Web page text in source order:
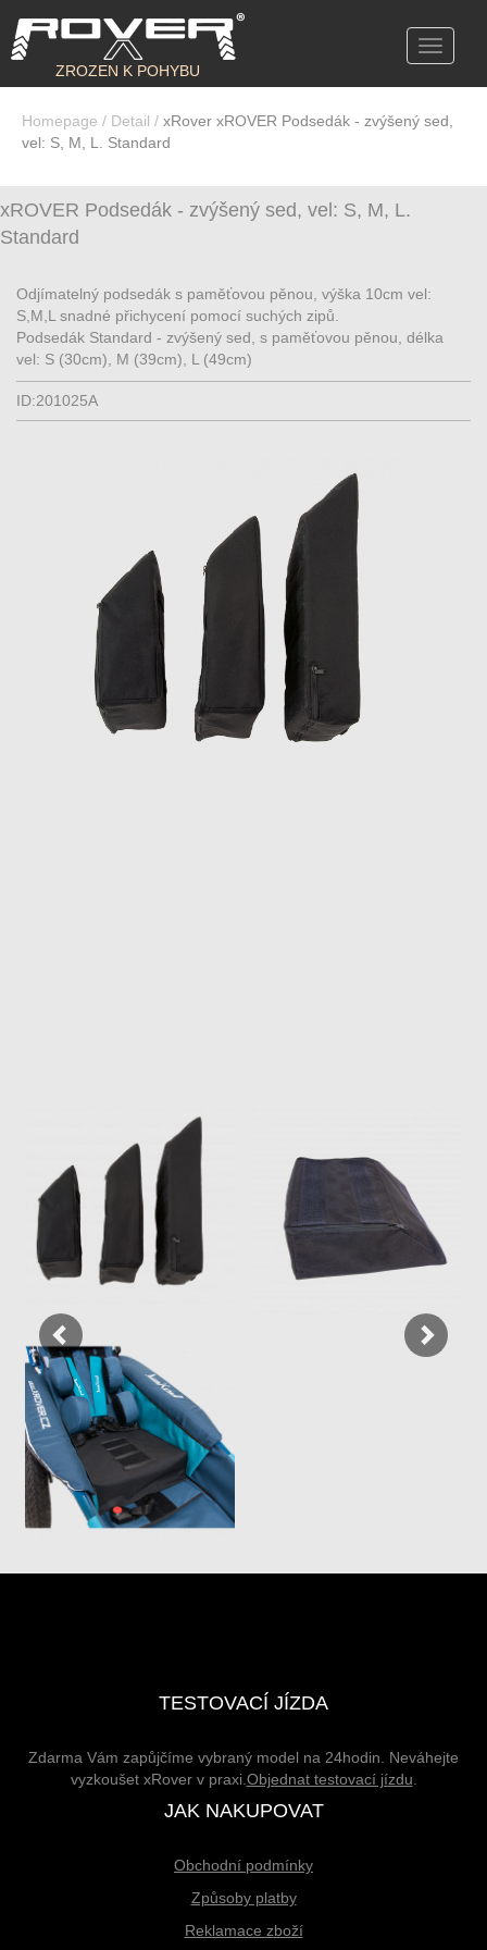
Toggle
ZROZEN K POHYBU
Homepage / Detail / xRover xROVER Podsedák - zvýšený sed,
vel: S, M, L. Standard
xROVER Podsedák - zvýšený sed, vel: S, M, L.
Standard
Odjímatelný podsedák s paměťovou pěnou, výška 10cm vel:
S,M,L snadné přichycení pomocí suchých zipů.
Podsedák Standard - zvýšený sed, s paměťovou pěnou, délka
vel: S (30cm), M (39cm), L (49cm)
ID:201025A
TESTOVACÍ JÍZDA
Zdarma Vám zapůjčíme vybraný model na 24hodin. Neváhejte
vyzkoušet xRover v praxi. Objednat testovací jízdu
JAK NAKUPOVAT
Obchodní podmínky
Způsoby platby
Reklamace zboží